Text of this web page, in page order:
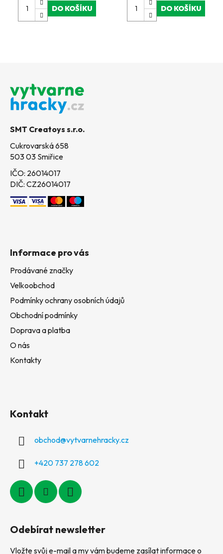
DO KOŠÍKU DO KOŠÍKU
SMT Creatoys s.r.o.
Cukrovarská 658
503 03 Smiřice
IČO: 26014017
DIČ: CZ26014017
Informace pro vás
Prodávané značky
Velkoobchod
Podmínky ochrany osobních údajů
Obchodní podmínky
Doprava a platba
O nás
Kontakty
Kontakt
obchod@vytvarnehracky.cz
+420 737 278 602
Odebírat newsletter
Vložte svůj e-mail a my vám budeme zasílat informace o